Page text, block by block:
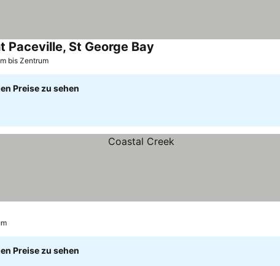
Paceville, St George Bay
bis Zentrum
Preise zu sehen
Preise zu sehen